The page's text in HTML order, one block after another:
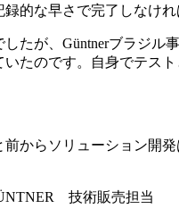
的な早さで完了しなけ
たが、Güntnerブラジ
たのです。自身でテス
前からソリューション開
技術販売担当